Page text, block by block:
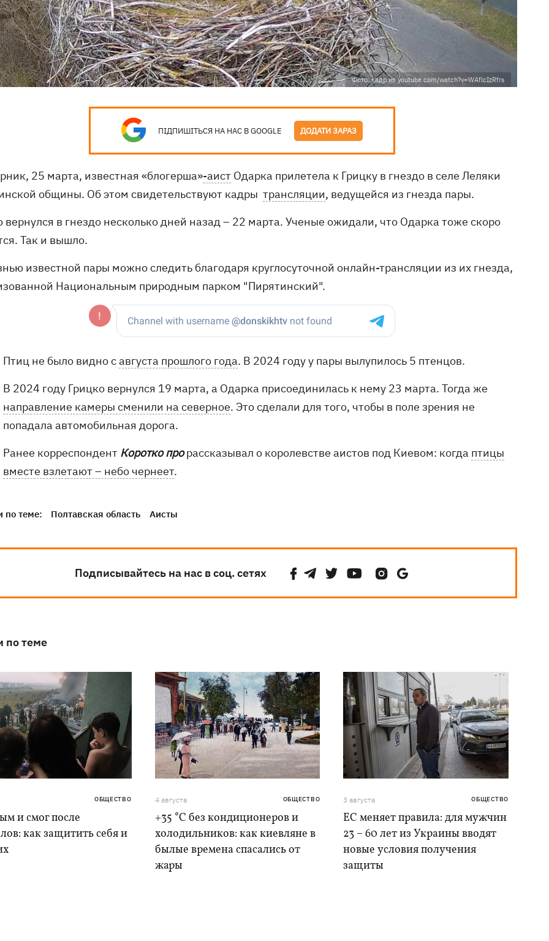
Фото: кадр из youtube.com/watch?v=WAflcIzRfrs
ПІДПИШІТЬСЯ НА НАС В GOOGLE ДОДАТИ ЗАРАЗ
25 марта, известная «блогерша»-аист Одарка прилетела к Грицку в гнездо в селе Леляки
общины. Об этом свидетельствуют кадры трансляции, ведущейся из гнезда пары.
вернулся в гнездо несколько дней назад – 22 марта. Ученые ожидали, что Одарка тоже скоро
Так и вышло.
известной пары можно следить благодаря круглосуточной онлайн-трансляции из их гнезда,
Национальным природным парком "Пирятинский".
Птиц не было видно савгуста прошлого года. В 2024 году у пары вылупилось 5 птенцов.
В 2024 году Грицко вернулся 19 марта, а Одарка присоединилась к нему 23 марта. Тогда же
направление камеры сменили на северное. Это сделали для того, чтобы в поле зрения не
попадала автомобильная дорога.
Ранее корреспондент Коротко прорассказывал о королевстве аистов под Киевом: когда птицы
вместе взлетают – небо чернеет.
по теме: Полтавская область Аисты
Подписывайтесь на нас в соц. сетях
по теме
ОБЩЕСТВО
и смог после
как защитить себя и
4 августа ОБЩЕСТВО
+35 °C без кондиционеров и
холодильников: как киевляне в
былые времена спасались от
жары
3 августа ОБЩЕСТВО
ЕС меняет правила: для мужчин
23 – 60 лет из Украины вводят
новые условия получения
защиты